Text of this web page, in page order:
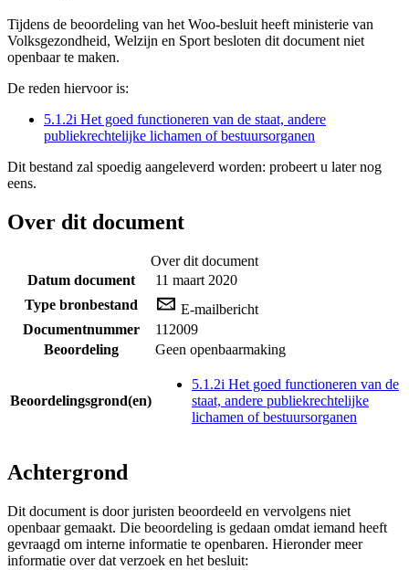
Tijdens de beoordeling van het Woo-besluit heeft ministerie van
Volksgezondheid, Welzijn en Sport besloten dit document niet
openbaar te maken.
De reden hiervoor is:
5.1.2i Het goed functioneren van de staat, andere
publiekrechtelijke lichamen of bestuursorganen
Dit bestand zal spoedig aangeleverd worden: probeert u later nog
eens.
Over dit document
Over dit document
Datum document
11 maart 2020
Type bronbestand
E-mailbericht
Documentnummer
112009
Beoordeling
Geen openbaarmaking
Beoordelingsgrond(en)
5.1.2i Het goed functioneren van de
staat, andere publiekrechtelijke
lichamen of bestuursorganen
Achtergrond
Dit document is door juristen beoordeeld en vervolgens niet
openbaar gemaakt. Die beoordeling is gedaan omdat iemand heeft
gevraagd om interne informatie te openbaren. Hieronder meer
informatie over dat verzoek en het besluit: